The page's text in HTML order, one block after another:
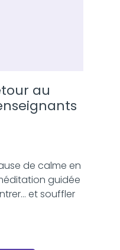
au
de calme en
guidée
et souffler